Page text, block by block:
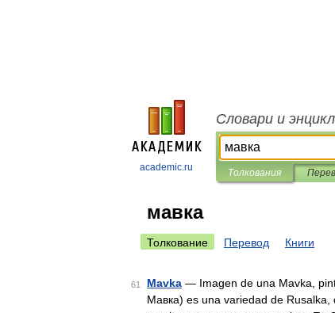
academic.ru
Словари и
Толкования
мавка
Толкование Перевод Книги
61 Mavka — Imagen de una Mavka,
Мавка) es una variedad de